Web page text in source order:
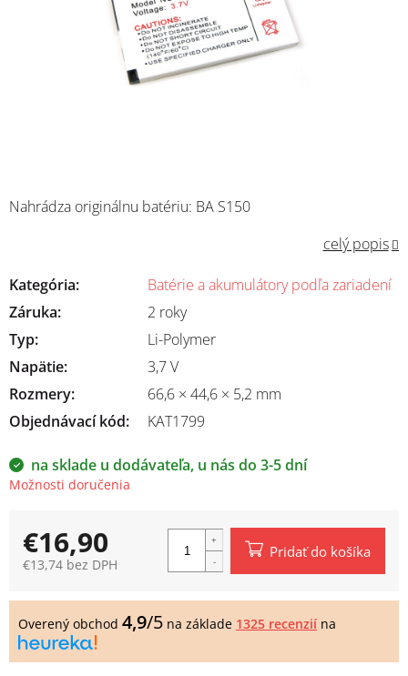
na sklade u dodávateľa, u nás do 3-5 dní
Možnosti doručenia
Nahrádza originálnu batériu: BA S150
celý popis
Kategória:
Batérie a akumulátory podľa zariadení
Záruka:
2 roky
Typ:
Li-Polymer
Napätie:
3,7 V
Rozmery:
66,6 × 44,6 × 5,2 mm
Objednávací kód:
KAT1799
€16,90
€13,74 bez DPH
cena:
Pridať do košíka
Overený obchod 4,9/5 na základe 1325 recenzií na